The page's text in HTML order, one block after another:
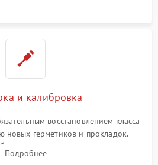
и калибровка
восстановлением класса
новых герметиков и прокладок.
матрицы по эталонному
для точного измерения температур.
Подробнее